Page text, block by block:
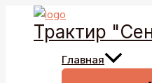
Перейти
Трактир
Главная